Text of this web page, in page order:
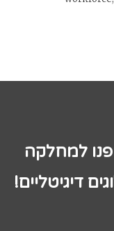
למחלקה
דיגיטליים!